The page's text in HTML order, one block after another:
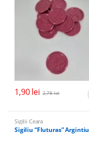
1,90lei 2,78lei
Sigilii Ceara
Sigiliu “Fluturas” Argintiu